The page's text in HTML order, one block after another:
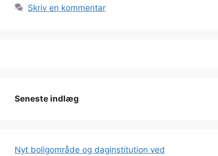
Skriv en kommentar
Seneste indlæg
Nyt boligområde og daginstitution ved